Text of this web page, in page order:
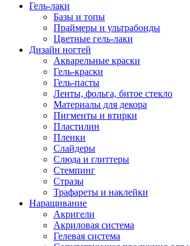
Гель-лаки
Базы и топы
Праймеры и ультрабонды
Цветные гель-лаки
Дизайн ногтей
Акварельные краски
Гель-краски
Гель-пасты
Ленты, фольга, битое стекло
Материалы для декора
Пигменты и втирки
Пластилин
Пленки
Слайдеры
Слюда и глиттеры
Стемпинг
Стразы
Трафареты и наклейки
Наращивание
Акригели
Акриловая система
Гелевая система